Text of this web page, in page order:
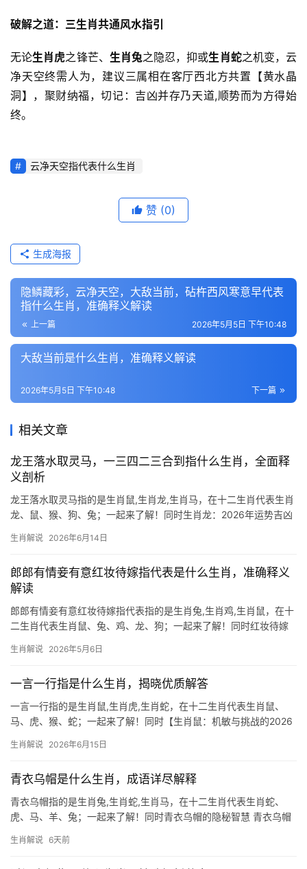
破解之道：三生肖共通风水指引
无论生肖虎之锋芒、 生肖兔之隐忍，抑或生肖蛇之机变，云
净天空终需人为，建议三属相在客厅西北方共置【黄水晶
洞】，聚财纳福，切记：吉凶并存乃天道,顺势而为方得始
终。
云净天空指代表什么生肖
赞 (0)
生成海报
隐鳞藏彩，云净天空，大敌当前，砧杵西风寒意早代表
指什么生肖，准确释义解读
上一篇 2026年5月5日 下午10:48
大敌当前是什么生肖，准确释义解读
下一篇
2026年5月5日 下午10:48
相关文章
龙王落水取灵马，一三四二三合到指什么生肖，全面释
义剖析
龙王落水取灵马指的是生肖鼠,生肖龙,生肖马，在十二生肖代表生肖
龙、鼠、猴、狗、兔；一起来了解！同时生肖龙：2026年运势吉凶
是“取灵马”的转机年，命理中“一三四二三合”暗指生肖鼠、生肖猴为
生肖解说 2026年6月14日
郎郎有情妾有意红妆待嫁指代表是什么生肖，准确释义
解读
郎郎有情妾有意红妆待嫁指代表指的是生肖兔,生肖鸡,生肖鼠，在十
二生肖代表生肖鼠、兔、鸡、龙、狗；一起来了解！同时红妆待嫁
慧不谋而合，鼠为十二生肖之首，天生擅察人心，情感细腻如丝，
生肖解说 2026年5月6日
一言一行指是什么生肖，揭晓优质解答
一言一行指的是生肖鼠,生肖虎,生肖蛇，在十二生肖代表生肖鼠、
马、虎、猴、蛇；一起来了解！同时【生肖鼠：机敏与挑战的2026
“子午相冲”，事业易遭打压，项目被抢或团队停滞的困境极为常见，
生肖解说 2026年6月15日
青衣乌帽是什么生肖，成语详尽解释
青衣乌帽指的是生肖兔,生肖蛇,生肖马，在十二生肖代表生肖蛇、
虎、马、羊、兔；一起来了解！同时青衣乌帽的隐秘智慧 青衣乌帽
智慧不谋而合，蛇年出生者天生擅藏锋芒，如青衣般低调，乌帽般
生肖解说 6天前